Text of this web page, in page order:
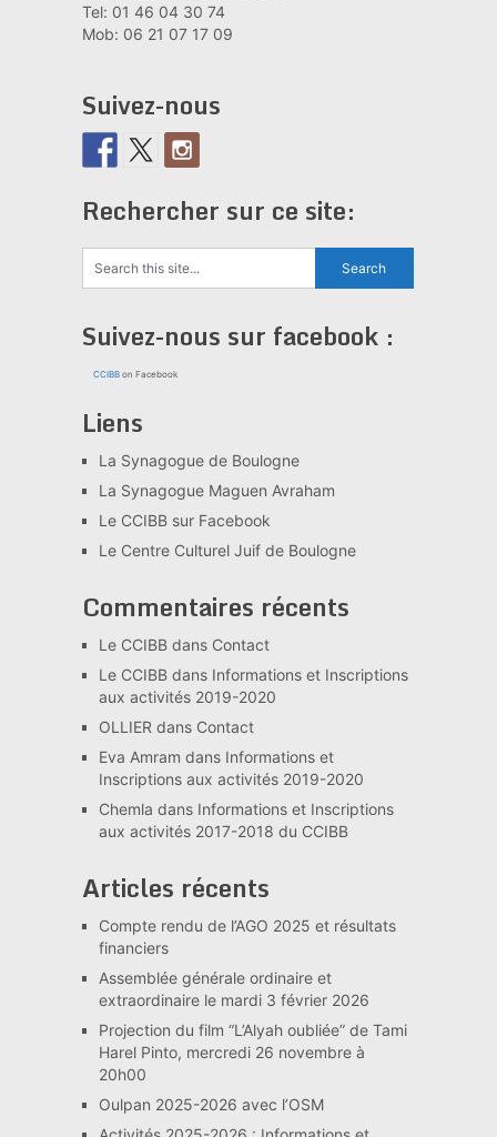
Tel: 01 46 04 30 74
Mob: 06 21 07 17 09
Suivez-nous
Rechercher sur ce site:
Suivez-nous sur facebook :
CCIBBon Facebook
Liens
La Synagogue de Boulogne
La Synagogue Maguen Avraham
Le CCIBB sur Facebook
Le Centre Culturel Juif de Boulogne
Commentaires récents
Le CCIBBdans Contact
Le CCIBBdans Informations et Inscriptions
aux activités 2019-2020
OLLIER dans Contact
Eva Amram dans Informations et
Inscriptions aux activités 2019-2020
Chemla dans Informations et Inscriptions
aux activités 2017-2018 du CCIBB
Articles récents
Compte rendu de l’AGO 2025 et résultats
financiers
Assemblée générale ordinaire et
extraordinaire le mardi 3 février 2026
Projection du film “L’Alyah oubliée” de Tami
Harel Pinto, mercredi 26 novembre à
20h00
Oulpan 2025-2026 avec l’OSM